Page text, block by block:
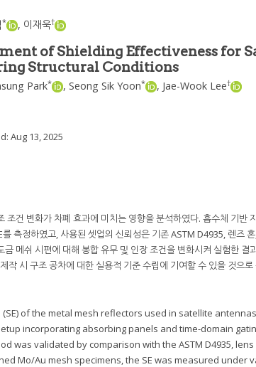
* , 이재욱†
of Shielding Effectiveness for
Structural Conditions
Park* , Seong Sik Yoon* , Jae-Wook Lee†
Aug 13, 2025
건 변화가 차폐 효과에 미치는 영향을 분석하였다. 흡수체 기반
측정하였고, 사용된 셋업의 신뢰성은 기존 ASTM D4935, 렌즈
메쉬 시편에 대해 봉합 유무 및 인장 조건을 변화시켜 실험한 결
작 시 구조 공차에 대한 실용적 기준 수립에 기여할 수 있을 것으로
of the metal mesh reflectors used in satellite
incorporating absorbing panels and time-domain
was validated by comparison with the ASTM D4935,
Mo/Au mesh specimens, the SE was measured under